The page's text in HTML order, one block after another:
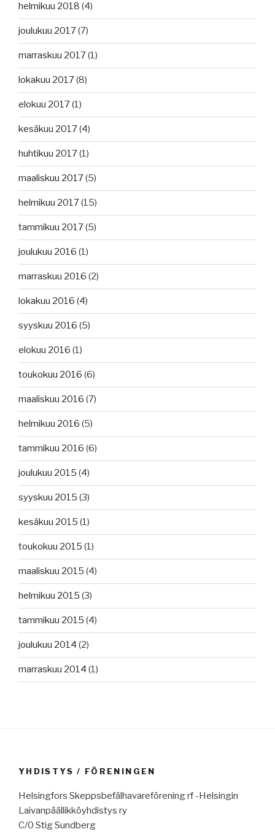
helmikuu 2018 (4)
joulukuu 2017(7)
marraskuu 2017(1)
lokakuu 2017(8)
elokuu 2017(1)
kesäkuu 2017(4)
huhtikuu 2017(1)
maaliskuu 2017(5)
helmikuu 2017(15)
tammikuu 2017(5)
joulukuu 2016 (1)
marraskuu 2016 (2)
lokakuu 2016 (4)
syyskuu 2016 (5)
elokuu 2016 (1)
toukokuu 2016 (6)
maaliskuu 2016 (7)
helmikuu 2016 (5)
tammikuu 2016 (6)
joulukuu 2015 (4)
syyskuu 2015 (3)
kesäkuu 2015 (1)
toukokuu 2015 (1)
maaliskuu 2015 (4)
helmikuu 2015 (3)
tammikuu 2015 (4)
joulukuu 2014 (2)
marraskuu 2014 (1)
YHDISTYS / FÖRENINGEN
Helsingfors Skeppsbefälhavareförening rf -Helsingin
Laivanpäällikköyhdistys ry
C/0 Stig Sundberg